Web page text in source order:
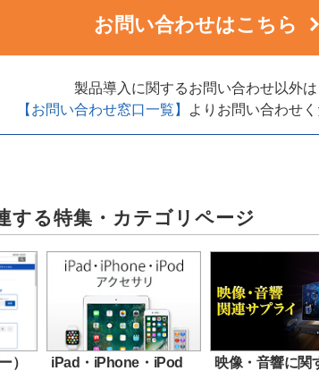
お問い合わせはこちら
製品導入に関するお問い合わせ以外は
【お問い合わせ窓口一覧】
よりお問い合わせく
する特集・カテゴリページ
）
iPad・iPhone・iPod
映像・音響に関